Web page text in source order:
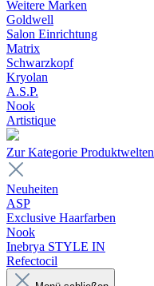
Weitere Marken
Goldwell
Salon Einrichtung
Matrix
Schwarzkopf
Kryolan
A.S.P.
Nook
Artistique
Zur Kategorie Produktwelten
Neuheiten
ASP
Exclusive Haarfarben
Nook
Inebrya STYLE IN
Refectocil